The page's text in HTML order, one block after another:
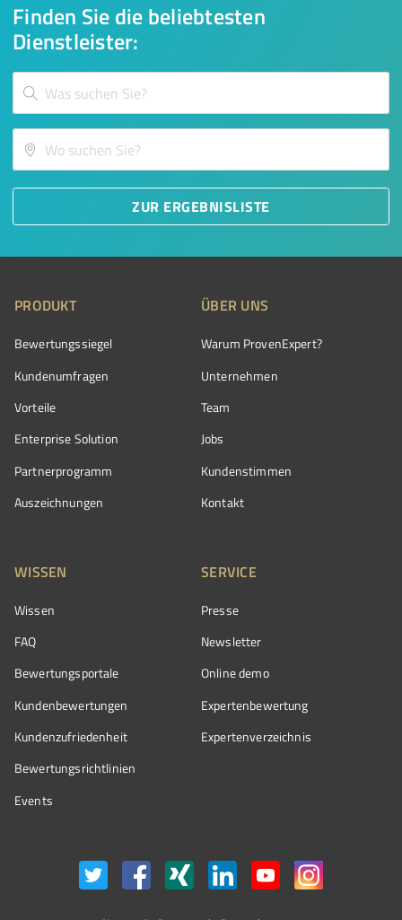
Finden Sie die beliebtesten
Dienstleister:
ZUR ERGEBNISLISTE
PRODUKT
Bewertungssiegel
Kundenumfragen
Vorteile
Enterprise Solution
Partnerprogramm
Auszeichnungen
ÜBER UNS
Warum ProvenExpert?
Unternehmen
Team
Jobs
Kundenstimmen
Kontakt
WISSEN
Wissen
FAQ
Bewertungsportale
Kundenbewertungen
Kundenzufriedenheit
Bewertungs­richtlinien
Events
SERVICE
Presse
Newsletter
Online demo
Expertenbewertung
Expertenverzeichnis